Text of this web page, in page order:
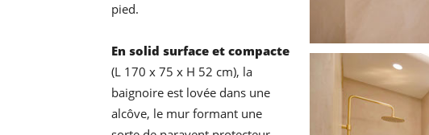
pied.
En solid surface et compacte
(L 170 x 75 x H 52 cm), la
baignoire est lovée dans une
alcôve, le mur formant une